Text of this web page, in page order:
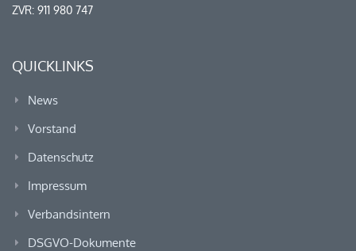
ZVR: 911 980 747
QUICKLINKS
News
Vorstand
Datenschutz
Impressum
Verbandsintern
DSGVO-Dokumente